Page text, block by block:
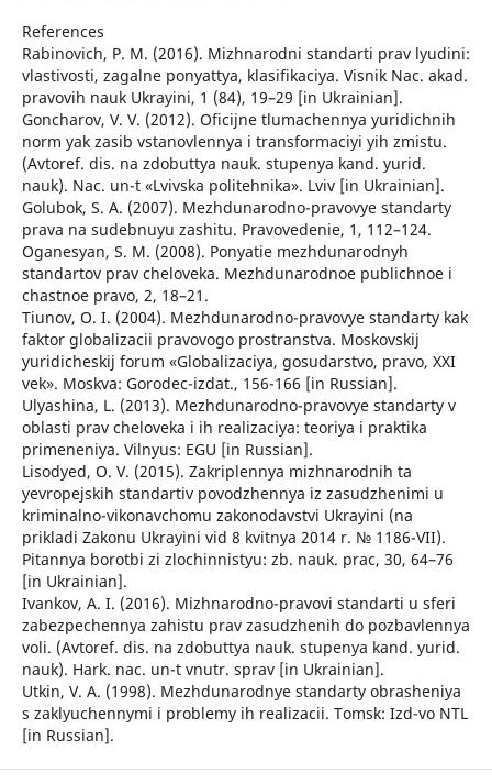
References
Rabinovich, P. M. (2016). Mizhnarodni standarti prav lyudini:
vlastivosti, zagalne ponyattya, klasifikaciya. Visnik Nac. akad.
pravovih nauk Ukrayini, 1 (84), 19–29 [in Ukrainian].
Goncharov, V. V. (2012). Oficijne tlumachennya yuridichnih
norm yak zasib vstanovlennya i transformaciyi yih zmistu.
(Аvtoref. dis. na zdobuttya nauk. stupenya kand. yurid.
nauk). Nac. un-t «Lvivska politehnika». Lviv [in Ukrainian].
Golubok, S. A. (2007). Mezhdunarodno-pravovye standarty
prava na sudebnuyu zashitu. Pravovedenie, 1, 112–124.
Oganesyan, S. M. (2008). Ponyatie mezhdunarodnyh
standartov prav cheloveka. Mezhdunarodnoe publichnoe i
chastnoe pravo, 2, 18–21.
Tiunov, O. I. (2004). Mezhdunarodno-pravovye standarty kak
faktor globalizacii pravovogo prostranstva. Moskovskij
yuridicheskij forum «Globalizaciya, gosudarstvo, pravo, XXI
vek». Moskva: Gorodec-izdat., 156-166 [in Russian].
Ulyashina, L. (2013). Mezhdunarodno-pravovye standarty v
oblasti prav cheloveka i ih realizaciya: teoriya i praktika
primeneniya. Vilnyus: EGU [in Russian].
Lisodyed, O. V. (2015). Zakriplennya mizhnarodnih ta
yevropejskih standartiv povodzhennya iz zasudzhenimi u
kriminalno-vikonavchomu zakonodavstvi Ukrayini (na
prikladi Zakonu Ukrayini vid 8 kvitnya 2014 r. № 1186-VII).
Pitannya borotbi zi zlochinnistyu: zb. nauk. prac, 30, 64–76
[in Ukrainian].
Ivankov, A. I. (2016). Mizhnarodno-pravovi standarti u sferi
zabezpechennya zahistu prav zasudzhenih do pozbavlennya
voli. (Avtoref. dis. na zdobuttya nauk. stupenya kand. yurid.
nauk). Hark. nac. un-t vnutr. sprav [in Ukrainian].
Utkin, V. A. (1998). Mezhdunarodnye standarty obrasheniya
s zaklyuchennymi i problemy ih realizacii. Tomsk: Izd-vo NTL
[in Russian].